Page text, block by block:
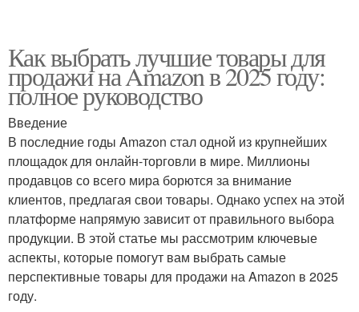
Как выбрать лучшие товары для
продажи на Amazon в 2025 году:
полное руководство
Введение
В последние годы Amazon стал одной из крупнейших
площадок для онлайн-торговли в мире. Миллионы
продавцов со всего мира борются за внимание
клиентов, предлагая свои товары. Однако успех на этой
платформе напрямую зависит от правильного выбора
продукции. В этой статье мы рассмотрим ключевые
аспекты, которые помогут вам выбрать самые
перспективные товары для продажи на Amazon в 2025
году.